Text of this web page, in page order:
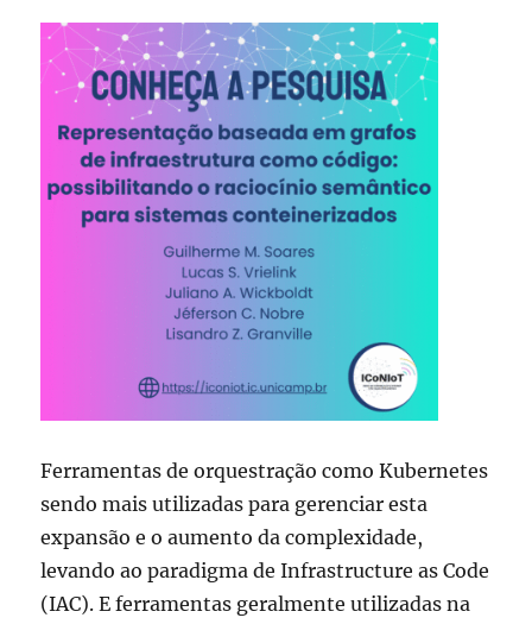
Ferramentas de orquestração como Kubernetes
sendo mais utilizadas para gerenciar esta
expansão e o aumento da complexidade,
levando ao paradigma de Infrastructure as Code
(IAC). E ferramentas geralmente utilizadas na